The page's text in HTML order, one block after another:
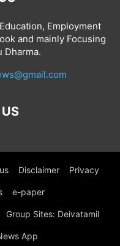
Employment
and mainly Focusing
Dharma.
Disclaimer Privacy
e-paper
Group Sites: Deivatamil
App